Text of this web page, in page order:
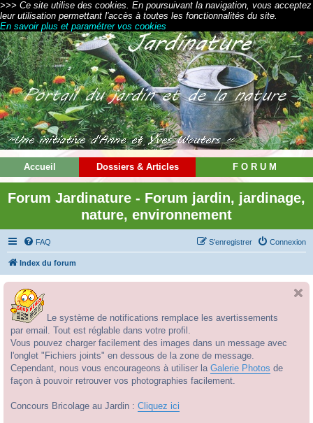
>>> Ce site utilise des cookies. En poursuivant la navigation, vous acceptez
leur utilisation permettant l'accès à toutes les fonctionnalités du site.
En savoir plus et paramétrer vos cookies
Accueil Dossiers & Articles F O R U M
Forum Jardinature - Forum jardin, jardinage,
nature, environnement
FAQ Connexion
S’enregistrer
Index du forum
Le système de notifications remplace les avertissements
par email. Tout est réglable dans votre profil.
Vous pouvez charger facilement des images dans un message avec
l'onglet "Fichiers joints" en dessous de la zone de message.
Cependant, nous vous encourageons à utiliser la Galerie Photos de
façon à pouvoir retrouver vos photographies facilement.
Concours Bricolage au Jardin : Cliquez ici